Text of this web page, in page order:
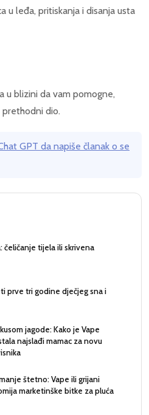
u leđa, pritiskanja i disanja usta
u blizini da vam pomogne,
dio.
GPT da napiše članak o se
čeličanje tijela ili skrivena
prve tri godine dječjeg sna i
jagode: Kako je Vape
najslađi mamac za novu
štetno: Vape ili grijani
marketinške bitke za pluća